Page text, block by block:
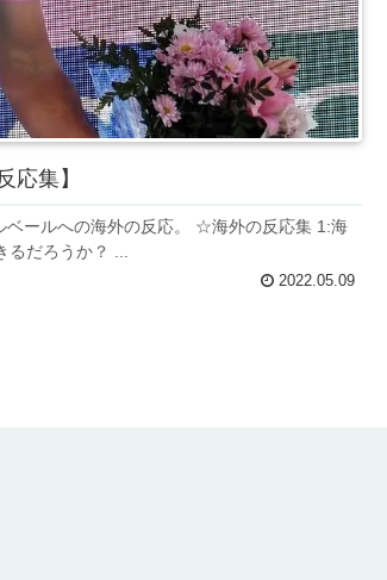
応集】
ベールへの海外の反応。 ☆海外の反応集 1:海
だろうか？ ...
2022.05.09